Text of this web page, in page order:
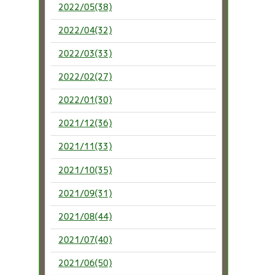
2022/05(38)
2022/04(32)
2022/03(33)
2022/02(27)
2022/01(30)
2021/12(36)
2021/11(33)
2021/10(35)
2021/09(31)
2021/08(44)
2021/07(40)
2021/06(50)